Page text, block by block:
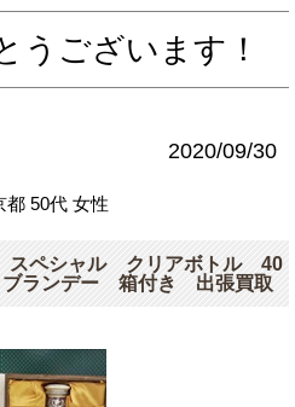
うございます！
2020/09/30
都 50代 女性
スペシャル クリアボトル 40
ランデー 箱付き 出張買取